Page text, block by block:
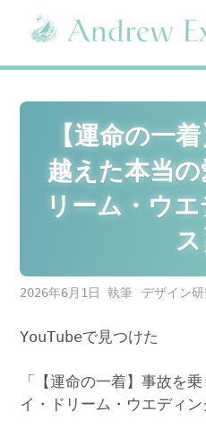
content
【運命の一
越えた本当
リーム・ウ
ス
2026年6月1日 デザイン
YouTubeで見つけた
「【運命の一着】事故を
イ・ドリーム・ウエディン